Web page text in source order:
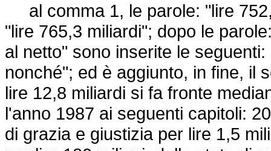
al comma 1, le parole: "lire
"lire 765,3 miliardi"; dopo le
al netto" sono inserite le
nonché"; ed è aggiunto, in fine, il
lire 12,8 miliardi si fa fronte
l'anno 1987 ai seguenti capitoli:
di grazia e giustizia per lire 1,5